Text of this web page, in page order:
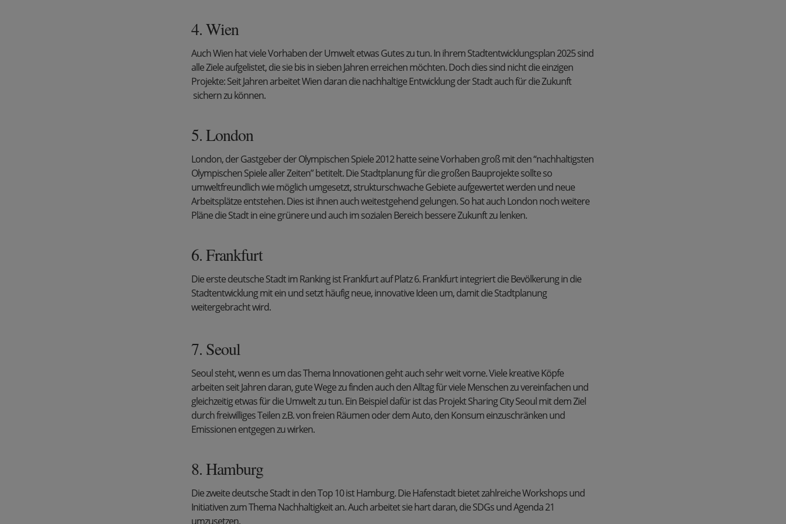
4. Wien
Auch Wien hat viele Vorhaben der Umwelt etwas Gutes zu tun. In ihrem Stadtentwicklungsplan 2025 sind
alle Ziele aufgelistet, die sie bis in sieben Jahren erreichen möchten. Doch dies sind nicht die einzigen
Projekte: Seit Jahren arbeitet Wien daran die nachhaltige Entwicklung der Stadt auch für die Zukunft
sichern zu können.
5. London
London, der Gastgeber der Olympischen Spiele 2012 hatte seine Vorhaben groß mit den “nachhaltigsten
Olympischen Spiele aller Zeiten” betitelt. Die Stadtplanung für die großen Bauprojekte sollte so
umweltfreundlich wie möglich umgesetzt, strukturschwache Gebiete aufgewertet werden und neue
Arbeitsplätze entstehen. Dies ist ihnen auch weitestgehend gelungen. So hat auch London noch weitere
Pläne die Stadt in eine grünere und auch im sozialen Bereich bessere Zukunft zu lenken.
6. Frankfurt
Die erste deutsche Stadt im Ranking ist Frankfurt auf Platz 6. Frankfurt integriert die Bevölkerung in die
Stadtentwicklung mit ein und setzt häufig neue, innovative Ideen um, damit die Stadtplanung
weitergebracht wird.
7. Seoul
Seoul steht, wenn es um das Thema Innovationen geht auch sehr weit vorne. Viele kreative Köpfe
arbeiten seit Jahren daran, gute Wege zu finden auch den Alltag für viele Menschen zu vereinfachen und
gleichzeitig etwas für die Umwelt zu tun. Ein Beispiel dafür ist das Projekt Sharing City Seoul mit dem Ziel
durch freiwilliges Teilen z.B. von freien Räumen oder dem Auto, den Konsum einzuschränken und
Emissionen entgegen zu wirken.
8. Hamburg
Die zweite deutsche Stadt in den Top 10 ist Hamburg. Die Hafenstadt bietet zahlreiche Workshops und
Initiativen zum Thema Nachhaltigkeit an. Auch arbeitet sie hart daran, die SDGs und Agenda 21
umzusetzen.